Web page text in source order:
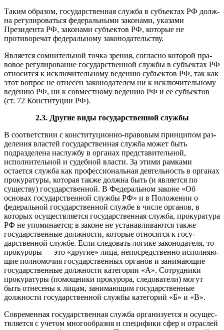
Таким образом, государственная служба в субъектах РФ долж­
на регулироваться федеральными законами, указами
Президен­та РФ, законами субъектов РФ, которые не
противоречат феде­ральному законодательству.
Является сомнительной точка зрения, согласно которой пра­
вовое регулирование государственной службы в субъектах РФ
относится к исключительному ведению субъектов РФ, так как
этот вопрос не отнесен законодателем ни к исключительному
ведению РФ, ни к совместному ведению РФ и ее субъектов
(ст. 72 Конституции РФ).
2.3. Другие виды государственной службы
В соответствии с конституционно-правовым принципом раз­
деления властей государственная служба может быть
подразде­лена наслужбу в органах представительной,
исполнительной и судебной власти. За этими рамками
остается служба как профес­сиональная деятельность в органах
прокуратуры, которая так­же должна быть (и является по
существу) государственной. В Федеральном законе «Об
основах государственной службы РФ» и в Положении о
федеральной государственной службе в числе органов, в
которых осуществляется государственная служба, про­куратура
РФ не упоминается; в законе не устанавливаются так­же
государственные должности, которые относятся к госу­
дарственной службе. Если следовать логике законодателя, то
прокуроры — это «другие» лица, непосредственно исполняю­
щие полномочия государственных органов и занимающие
госу­дарственные должности категории «А». Сотрудники
прокурату­ры (помощники прокурора, следователи) могут
быть отнесены к лицам, занимающим государственные
должности государствен­ной службы категорий «Б» и «В».
Современная государственная служба организуется и осущес­
твляется с учетом многообразия и специфики сфер и отраслей